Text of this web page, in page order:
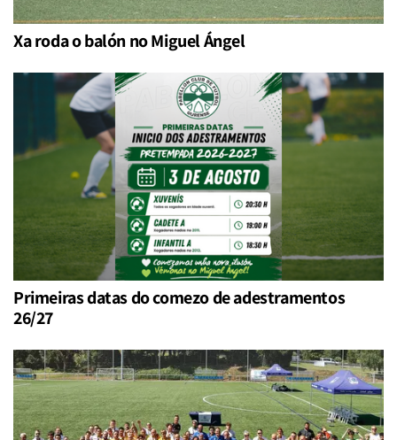
Xa roda o balón no Miguel Ángel
Primeiras datas do comezo de adestramentos
26/27